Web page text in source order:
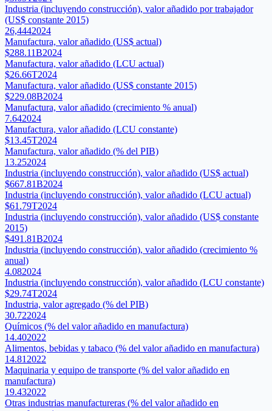
Industria (incluyendo construcción), valor añadido por trabajador
(US$ constante 2015)
26,4442024
Manufactura, valor añadido (US$ actual)
$288.11B2024
Manufactura, valor añadido (LCU actual)
$26.66T2024
Manufactura, valor añadido (US$ constante 2015)
$229.08B2024
Manufactura, valor añadido (crecimiento % anual)
7.642024
Manufactura, valor añadido (LCU constante)
$13.45T2024
Manufactura, valor añadido (% del PIB)
13.252024
Industria (incluyendo construcción), valor añadido (US$ actual)
$667.81B2024
Industria (incluyendo construcción), valor añadido (LCU actual)
$61.79T2024
Industria (incluyendo construcción), valor añadido (US$ constante
2015)
$491.81B2024
Industria (incluyendo construcción), valor añadido (crecimiento %
anual)
4.082024
Industria (incluyendo construcción), valor añadido (LCU constante)
$29.74T2024
Industria, valor agregado (% del PIB)
30.722024
Químicos (% del valor añadido en manufactura)
14.402022
Alimentos, bebidas y tabaco (% del valor añadido en manufactura)
14.81 2022
Maquinaria y equipo de transporte (% del valor añadido en
manufactura)
19.432022
Otras industrias manufactureras (% del valor añadido en